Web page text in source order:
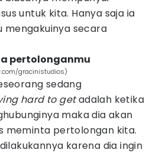
untuk kita. Hanya saja ia
mengakuinya secara
pertolonganmu
gracinistudios)
sedang
hard to getadalah ketika
maka dia akan
meminta pertolongan kita.
karena dia ingin